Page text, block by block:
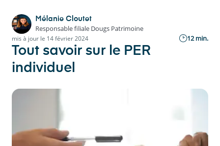
Mélanie Cloutet
Responsable filiale Dougs Patrimoine
mis à jour le 14 février 2024 12 min.
Tout savoir sur le PER
individuel